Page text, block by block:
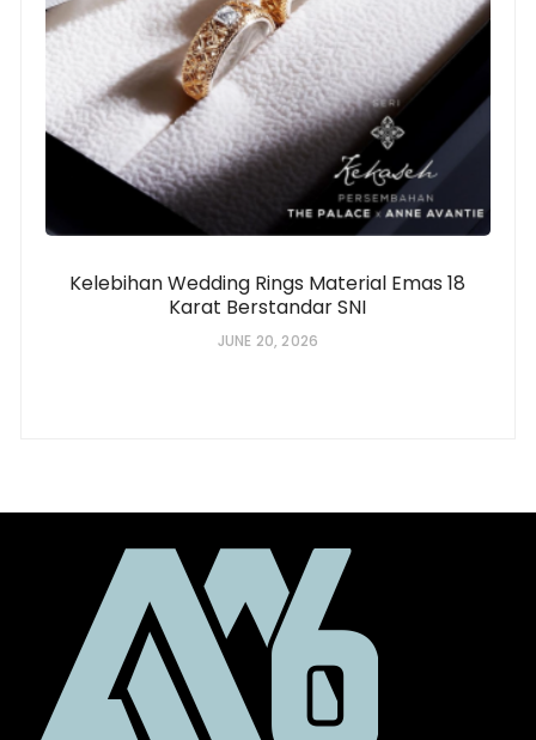
Kelebihan Wedding Rings Material Emas 18
Karat Berstandar SNI
JUNE 20, 2026